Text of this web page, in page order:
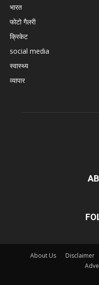
भारत
फोटो गैलरी
क्रिकेट
social media
स्वास्थ्य
व्यापार
About Us Disclaimer